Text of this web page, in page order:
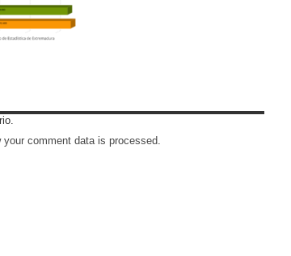
your comment data is processed.